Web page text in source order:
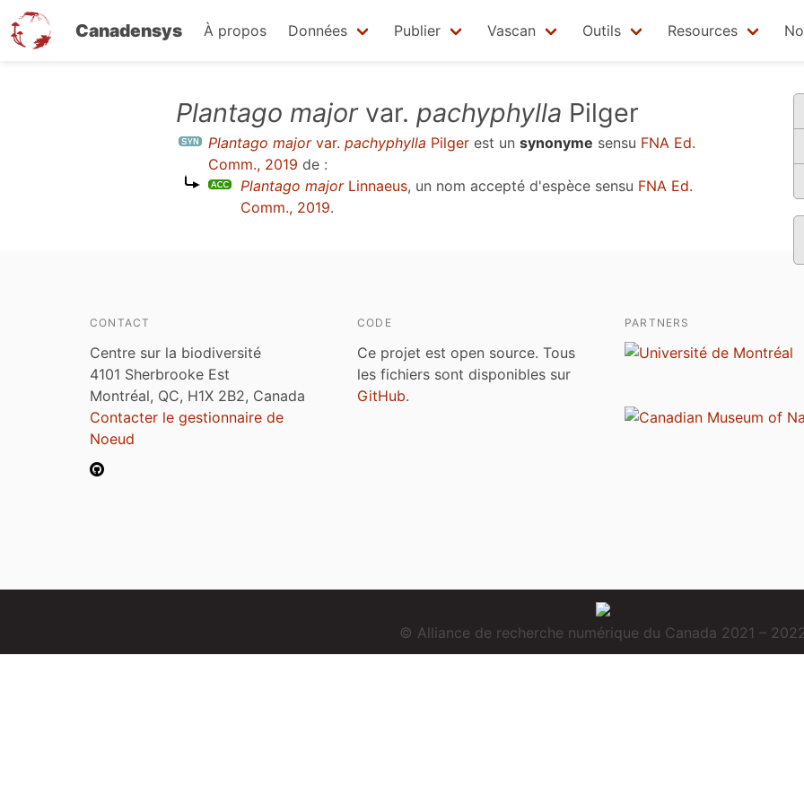
Canadensys À propos Données Publier Vascan Outils Resources
Plantago majorvar. pachyphylla Pilger
Plantago majorvar. pachyphylla Pilger est un synonyme sensu FNA Ed.
Comm., 2019 de :
Plantago majorLinnaeus, un nom accepté d'espèce sensu FNA Ed.
Comm., 2019.
CONTACT
Centre sur la biodiversité
4101 Sherbrooke Est
Montréal, QC, H1X 2B2, Canada
Contacter le gestionnaire de
Noeud
CODE
Ce projet est open source. Tous
les fichiers sont disponibles sur
GitHub.
PARTNERS
© Alliance de recherche numérique du Canada 2021 –